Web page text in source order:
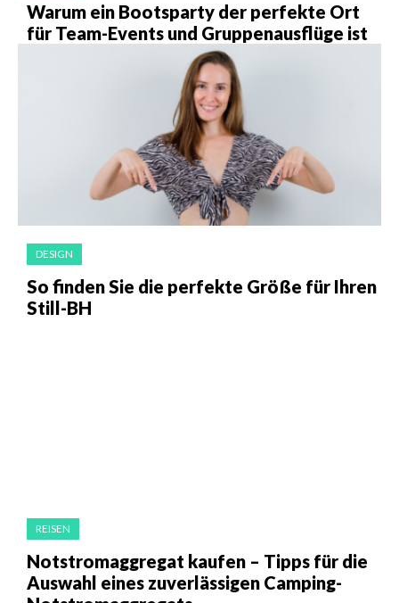
Warum ein Bootsparty der perfekte Ort
für Team-Events und Gruppenausflüge ist
DESIGN
So finden Sie die perfekte Größe für Ihren
Still-BH
REISEN
Notstromaggregat kaufen – Tipps für die
Auswahl eines zuverlässigen Camping-